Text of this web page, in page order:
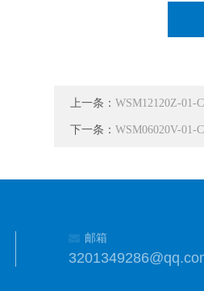
上一条： WSM12120Z-01-
下一条： WSM06020V-01-
邮箱